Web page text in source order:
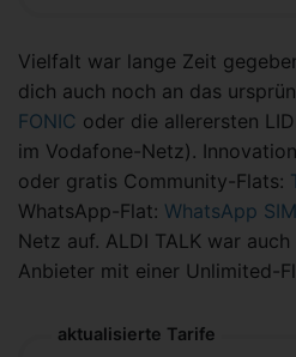
Vielfalt war lange Zeit
dich auch noch an das
FONIC oder die allerersten
im Vodafone-Netz).
oder gratis Community-Flats:
WhatsApp-Flat: WhatsApp SIM
Netz auf. ALDI TALK war
Anbieter mit einer Unlimited-
aktualisierte Tarife